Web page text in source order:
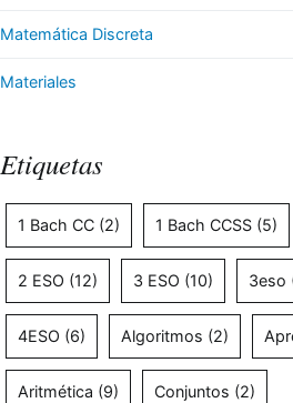
Matemática Discreta
Materiales
Etiquetas
1 Bach CC (2) 1 Bach CCSS (5)
2 ESO (12) 3 ESO (10) 3eso
4ESO (6) Algoritmos (2)
Aritmética (9) Conjuntos (2)